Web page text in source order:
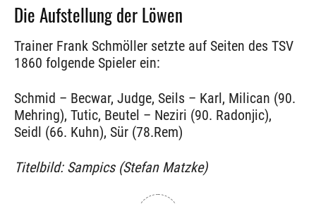
Die Aufstellung der Löwen
Trainer Frank Schmöller setzte auf Seiten des TSV
1860 folgende Spieler ein:
Schmid – Becwar, Judge, Seils – Karl, Milican (90.
Mehring), Tutic, Beutel – Neziri (90. Radonjic),
Seidl (66. Kuhn), Sür (78.Rem)
Titelbild: Sampics (Stefan Matzke)